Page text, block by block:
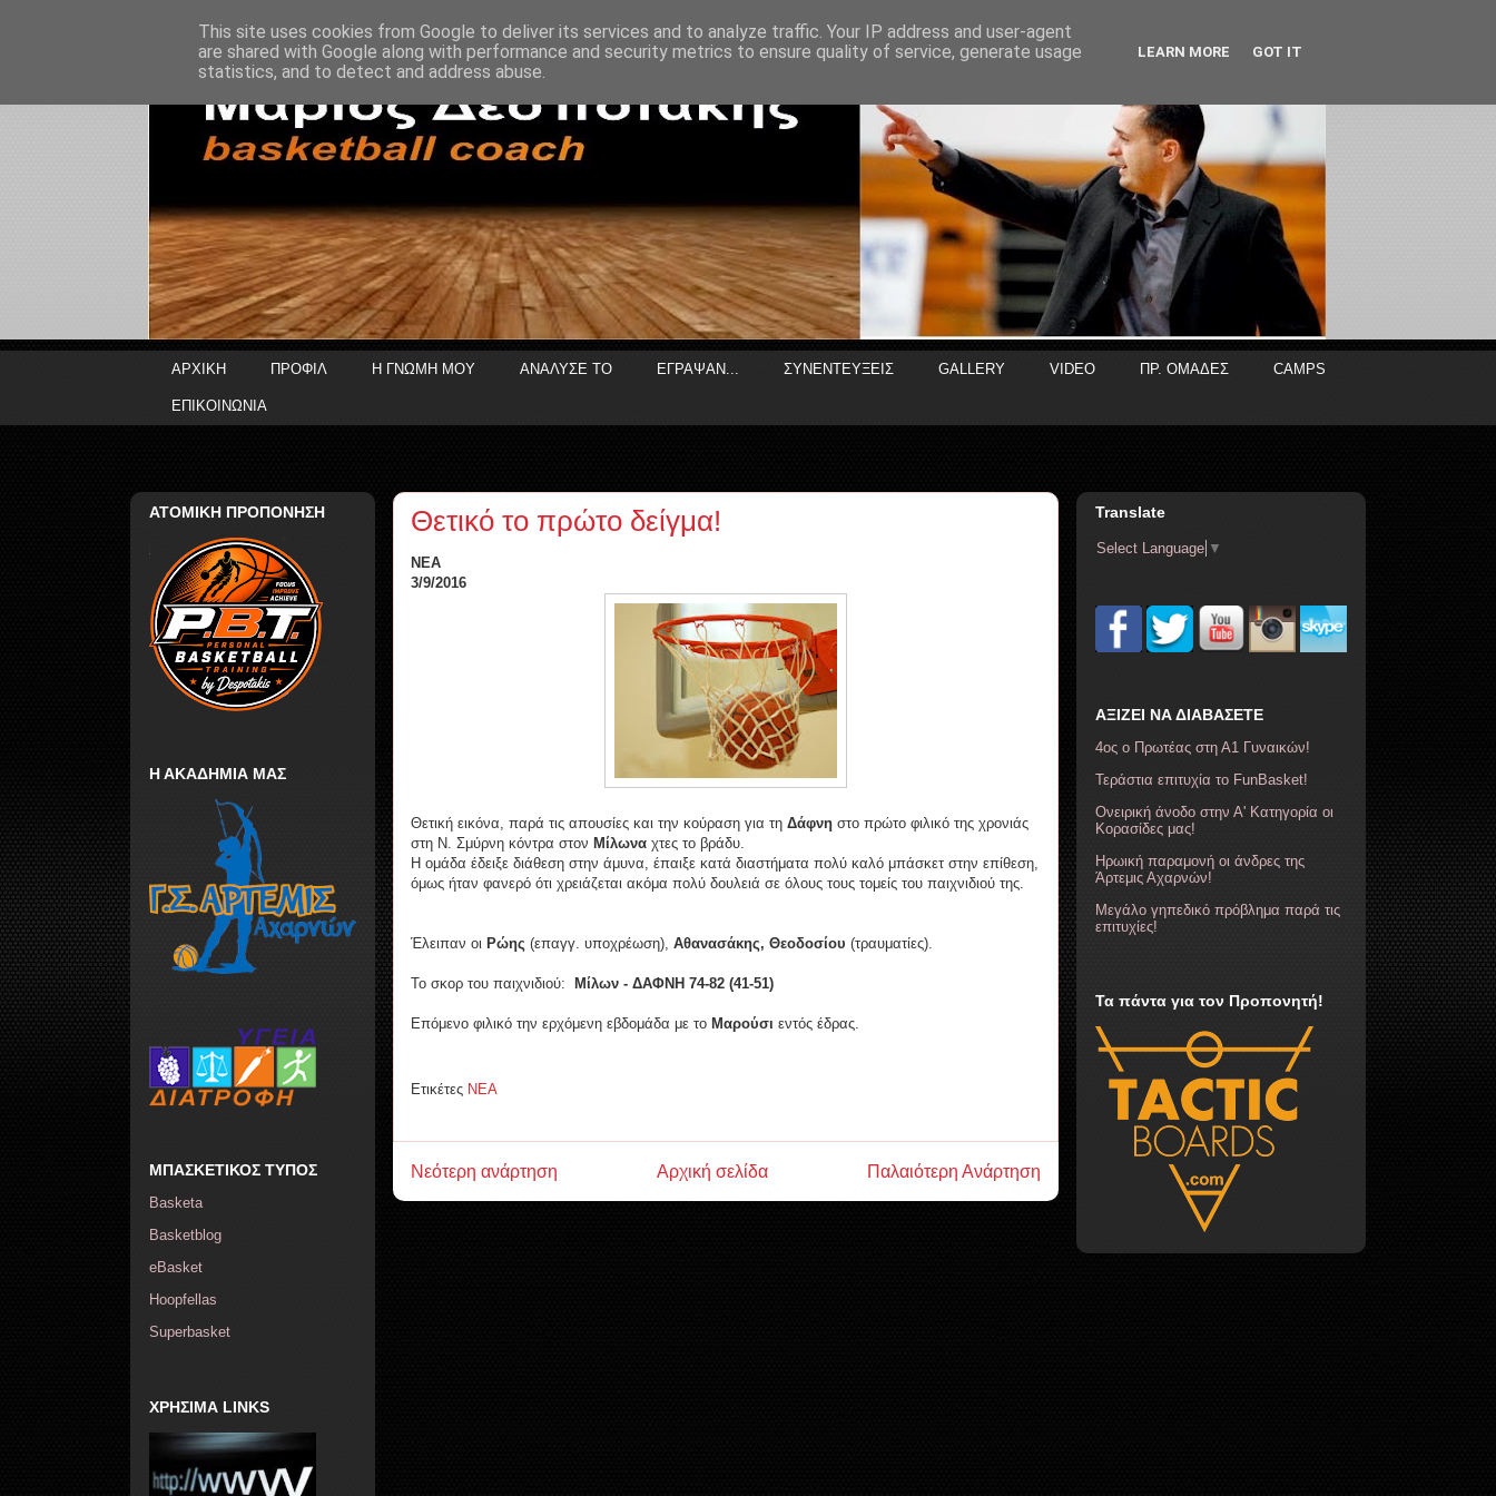
ΑΡΧΙΚΗ ΠΡΟΦΙΛ Η ΓΝΩΜΗ ΜΟΥ ΑΝΑΛΥΣΕ ΤΟ ΕΓΡΑΨΑΝ... ΣΥΝΕΝΤΕΥΞΕΙΣ GALLERY VIDEO ΠΡ. ΟΜΑΔΕΣ CAMPS
ΕΠΙΚΟΙΝΩΝΙΑ
Θετικό το πρώτο δείγμα!
ΝΕΑ
3/9/2016
Θετική εικόνα, παρά τις απουσίες και την κούραση για τη Δάφνη στο πρώτο φιλικό της χρονιάς
στη Ν. Σμύρνη κόντρα στον Μίλωνα χτες το βράδυ.
Η ομάδα έδειξε διάθεση στην άμυνα, έπαιξε κατά διαστήματα πολύ καλό μπάσκετ στην επίθεση,
όμως ήταν φανερό ότι χρειάζεται ακόμα πολύ δουλειά σε όλους τους τομείς του παιχνιδιού της.
Έλειπαν οι Ρώης (επαγγ. υποχρέωση), Αθανασάκης, Θεοδοσίου (τραυματίες).
Το σκορ του παιχνιδιού: Μίλων - ΔΑΦΝΗ 74-82 (41-51)
Επόμενο φιλικό την ερχόμενη εβδομάδα με το Μαρούσι εντός έδρας.
Ετικέτες ΝΕΑ
Νεότερη ανάρτηση Παλαιότερη Ανάρτηση
Αρχική σελίδα
ΑΤΟΜΙΚΗ ΠΡΟΠΟΝΗΣΗ
Η ΑΚΑΔΗΜΙΑ ΜΑΣ
ΜΠΑΣΚΕΤΙΚΟΣ ΤΥΠΟΣ
Basketa
Basketblog
eBasket
Hoopfellas
Superbasket
ΧΡΗΣΙΜΑ LINKS
Translate
Select Language ▼
ΑΞΙΖΕΙ ΝΑ ΔΙΑΒΑΣΕΤΕ
4ος ο Πρωτέας στη Α1 Γυναικών!
Τεράστια επιτυχία το FunBasket!
Ονειρική άνοδο στην Α' Κατηγορία οι
Κορασίδες μας!
Ηρωική παραμονή οι άνδρες της
Άρτεμις Αχαρνών!
Μεγάλο γηπεδικό πρόβλημα παρά τις
επιτυχίες!
Τα πάντα για τον Προπονητή!
This site uses cookies from Google to deliver its services and to analyze traffic. Your IP address and user-agent
are shared with Google along with performance and security metrics to ensure quality of service, generate usage
statistics, and to detect and address abuse.
LEARN MORE GOT IT